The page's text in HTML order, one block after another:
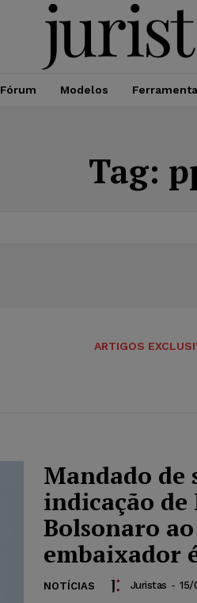
Fórum Modelos
Tag:
ARTIGOS
Mandado de
indicação de
Bolsonaro
embaixador
NOTÍCIAS Juristas - 15/